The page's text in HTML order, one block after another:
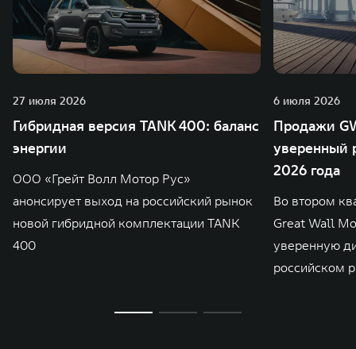
27 июля 2026
Гибридная версия TANK 400: баланс
энергии
ООО «Грейт Волл Мотор Рус»
анонсирует выход на российский рынок
новой гибридной комплектации TANK
400
6 июля 2026
Продажи
уверенный
2026 года
Во втором
Great Wall
уверенную
российском